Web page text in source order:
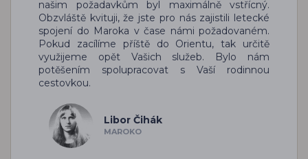
našim požadavkům byl maximálně vstřícný.
Obzvláště kvituji, že jste pro nás zajistili letecké
spojení do Maroka v čase námi požadovaném.
Pokud zacílíme příště do Orientu, tak určitě
využijeme opět Vašich služeb. Bylo nám
potěšením spolupracovat s Vaší rodinnou
cestovkou.
Libor Čihák
MAROKO